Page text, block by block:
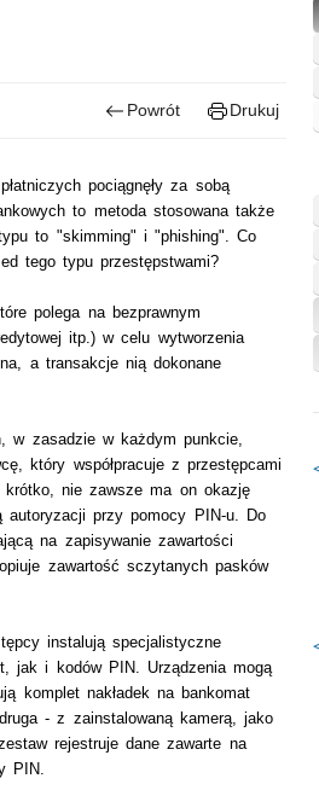
Powrót Drukuj
pociągnęły za sobą
to metoda stosowana także
to "skimming" i "phishing". Co
tego typu przestępstwami?
polega na bezprawnym
itp.) w celu wytworzenia
a transakcje nią dokonane
w zasadzie w każdym punkcie,
który współpracuje z przestępcami
nie zawsze ma on okazję
przy pomocy PIN-u. Do
na zapisywanie zawartości
zawartość sczytanych pasków
instalują specjalistyczne
jak i kodów PIN. Urządzenia mogą
komplet nakładek na bankomat
- z zainstalowaną kamerą, jako
rejestruje dane zawarte na
PIN.